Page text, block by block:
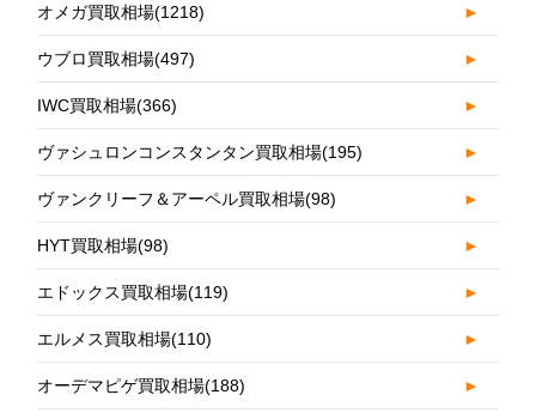
オメガ買取相場(1218) ►
ウブロ買取相場(497) ►
IWC買取相場(366) ►
ヴァシュロンコンスタンタン買取相場(195) ►
ヴァンクリーフ＆アーペル買取相場(98) ►
HYT買取相場(98) ►
エドックス買取相場(119) ►
エルメス買取相場(110) ►
オーデマピゲ買取相場(188) ►